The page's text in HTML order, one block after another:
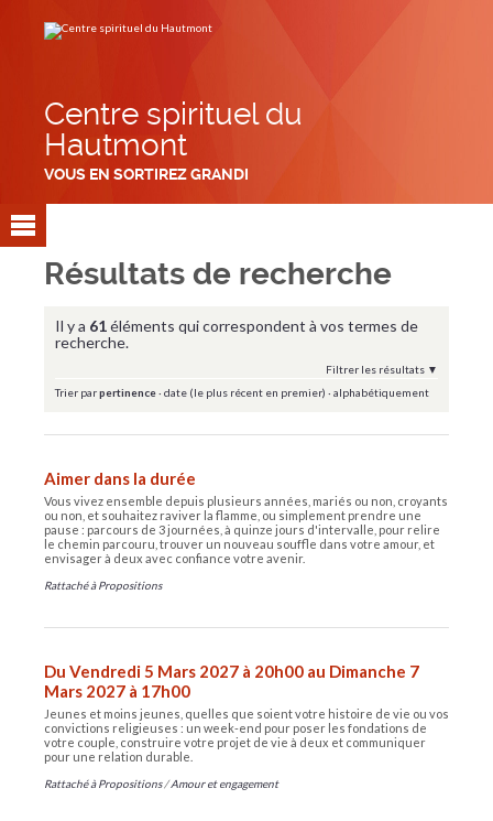
contenu.
Centre spirituel du
Hautmont
VOUS EN SORTIREZ GRANDI
Résultats de recherche
Il y a 61éléments qui correspondent à vos termes de
recherche.
Filtrer les résultats
Trier parpertinence· date (le plus récent en premier) · alphabétiquement
Aimer dans la durée
Vous vivez ensemble depuis plusieurs années, mariés ou non, croyants
ou non, et souhaitez raviver la flamme, ou simplement prendre une
pause : parcours de 3 journées, à quinze jours d'intervalle, pour relire
le chemin parcouru, trouver un nouveau souffle dans votre amour, et
envisager à deux avec confiance votre avenir.
Rattaché à Propositions
Du Vendredi 5 Mars 2027 à 20h00 au Dimanche 7
Mars 2027 à 17h00
Jeunes et moins jeunes, quelles que soient votre histoire de vie ou vos
convictions religieuses : un week-end pour poser les fondations de
votre couple, construire votre projet de vie à deux et communiquer
pour une relation durable.
Rattaché à Propositions /Amour et engagement